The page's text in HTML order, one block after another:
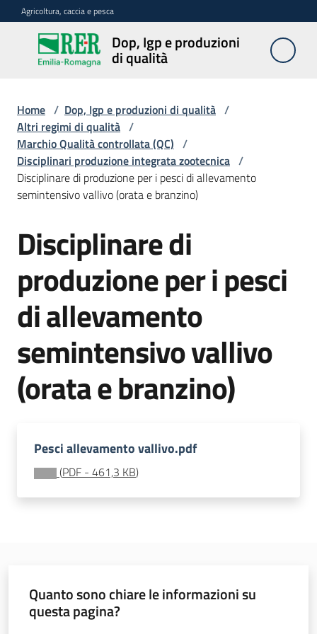
Vai al contenuto
Vai alla navigazione
Vai al footer
Agricoltura, caccia e pesca
Dop, Igp e produzioni
di qualità
Dop, Igp e
produzioni
Prodotti
Dop,
Igp,
Stg
Vini
Doc
e
Igt
Altri
regimi
di
qualità
Food
Valley
news
vini
dei
Home / Dop, Igp e produzioni di qualità /
Altri regimi di qualità /
Marchio Qualità controllata (QC) /
Disciplinari produzione integrata zootecnica /
Disciplinare di produzione per i pesci di allevamento
semintensivo vallivo (orata e branzino)
Disciplinare di
produzione per i pesci
di allevamento
semintensivo vallivo
(orata e branzino)
Pesci allevamento vallivo.pdf
(PDF - 461,3 KB)
Quanto sono chiare le informazioni su
questa pagina?